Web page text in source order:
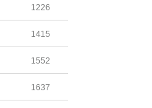
1226
1415
1552
1637